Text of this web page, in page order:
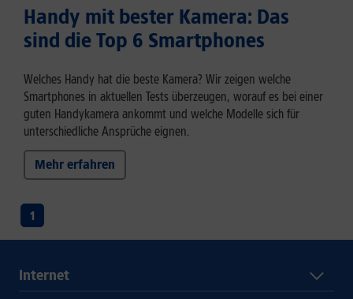
Handy mit bester Kamera: Das
sind die Top 6 Smartphones
Welches Handy hat die beste Kamera? Wir zeigen welche
Smartphones in aktuellen Tests überzeugen, worauf es bei einer
guten Handykamera ankommt und welche Modelle sich für
unterschiedliche Ansprüche eignen.
Mehr erfahren
1
Internet